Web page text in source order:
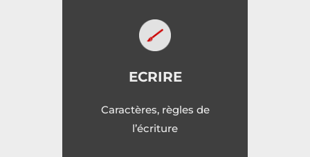
ECRIRE
Caractères, règles de
l’écriture